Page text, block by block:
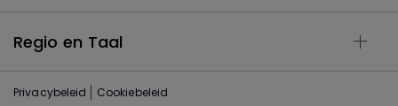
Regio en Taal
Privacybeleid Cookiebeleid